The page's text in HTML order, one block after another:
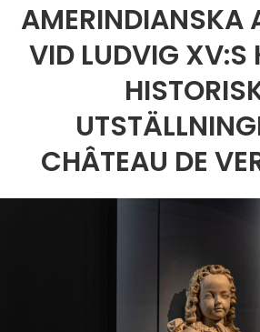
AMERINDIANSKA
VID LUDVIG XV:S
CHÂTEAU DE